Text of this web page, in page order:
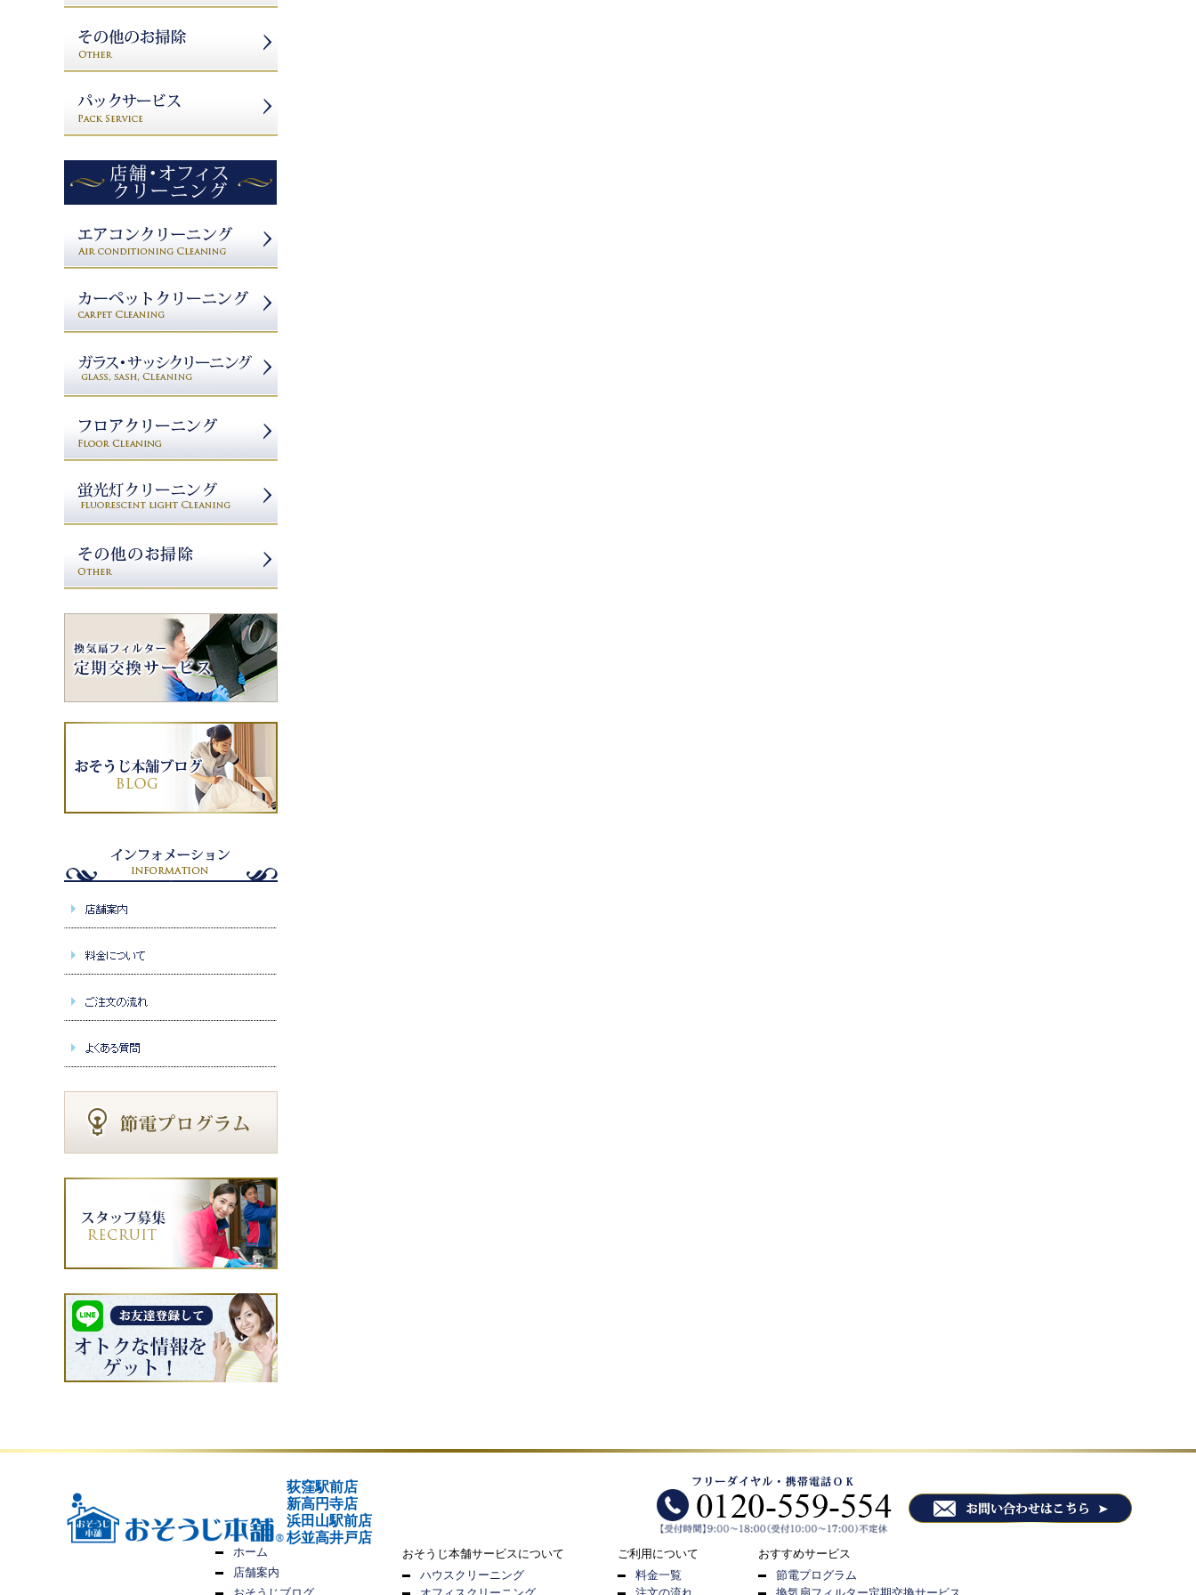
荻窪駅前店
新高円寺店
浜田山駅前店
杉並高井戸店
ホーム
店舗案内
おそうじ本舗サービスについて
ハウスクリーニング
ご利用について
料金一覧
おすすめサービス
節電プログラム